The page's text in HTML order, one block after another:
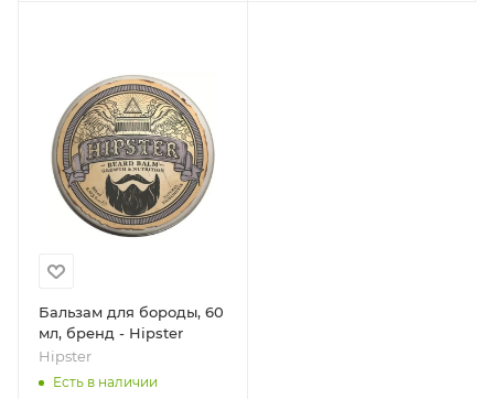
Бальзам для бороды, 60
мл, бренд - Hipster
Hipster
Есть в наличии